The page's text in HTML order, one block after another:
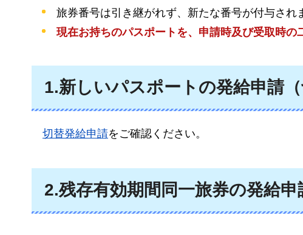
旅券番号は引き継がれず、新たな番号が付与され
現在お持ちのパスポートを、申請時及び受取時の
1.新しいパスポートの発給申請
切替発給申請をご確認ください。
2.残存有効期間同一旅券の発給